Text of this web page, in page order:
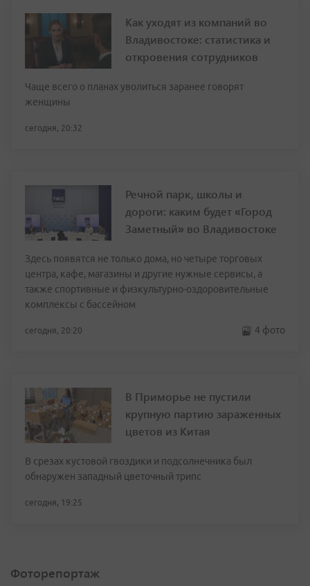
Как уходят из компаний во
Владивостоке: статистика и
откровения сотрудников
Чаще всего о планах уволиться заранее говорят
женщины
сегодня, 20:32
Речной парк, школы и
дороги: каким будет «Город
Заметный» во Владивостоке
Здесь появятся не только дома, но четыре торговых
центра, кафе, магазины и другие нужные сервисы, а
также спортивные и физкультурно-оздоровительные
комплексы с бассейном
сегодня, 20:20 4 фото
В Приморье не пустили
крупную партию зараженных
цветов из Китая
В срезах кустовой гвоздики и подсолнечника был
обнаружен западный цветочный трипс
сегодня, 19:25
Фоторепортаж